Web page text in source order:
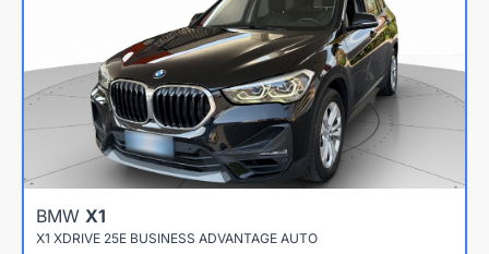
BMW X1
X1 XDRIVE 25E BUSINESS ADVANTAGE AUTO